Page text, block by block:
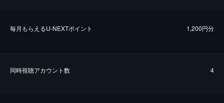
毎⽉もらえるU-NEXTポイント 1,200円分
同時視聴アカウント数 4